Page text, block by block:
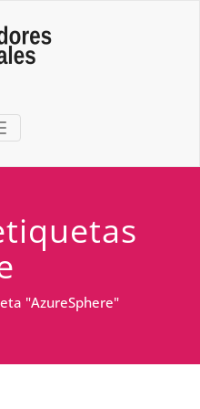
NAVIGATION
"AzureSphere"